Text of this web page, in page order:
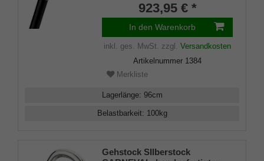
Ziselierung, Stock aus edlem
Ebenholz, Manufakturarbeit
923,95 € *
In den Warenkorb
inkl. ges. MwSt. zzgl. Versandkosten
Artikelnummer 1384
Merkliste
Lagerlänge: 96cm
Belastbarkeit: 100kg
Gehstock SIlberstock